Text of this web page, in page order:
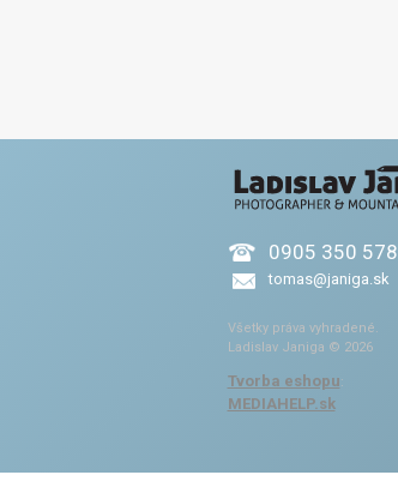
0905 350 578
tomas@janiga.sk
Všetky práva vyhradené.
Ladislav Janiga © 2026
Tvorba eshopu:
MEDIAHELP.sk